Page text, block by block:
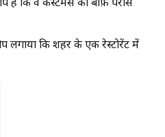
है कि वे कस्टमर्स को बीफ़ परोस
कि शहर के एक रेस्टोरेंट में